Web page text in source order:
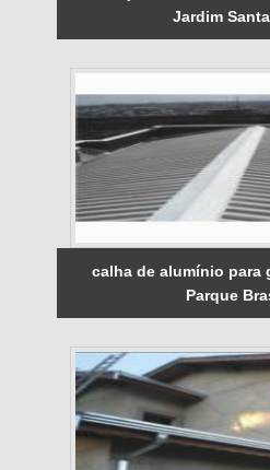
Jardim
calha de alumínio para
Parque